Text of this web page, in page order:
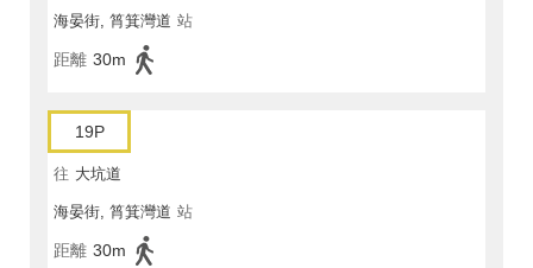
海晏街, 筲箕灣道 站
距離 30m
19P
往 大坑道
海晏街, 筲箕灣道 站
距離 30m